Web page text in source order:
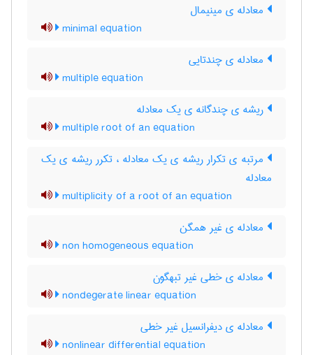
معادله ی مینیمال
minimal equation
معادله ی چندتایی
multiple equation
ریشه ی چندگانه ی یک معادله
multiple root of an equation
مرتبه ی تکرار ریشه ی یک معادله ، تکرر ریشه ی یک
معادله
multiplicity of a root of an equation
معادله ی غیر همگن
non homogeneous equation
معادله ی خطی غیر تبهگون
nondegerate linear equation
معادله ی دیفرانسیل غیر خطی
nonlinear differential equation